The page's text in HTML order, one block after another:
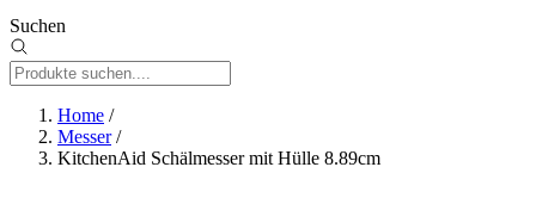
Suchen
Home /
Messer/
KitchenAid Schälmesser mit Hülle 8.89cm